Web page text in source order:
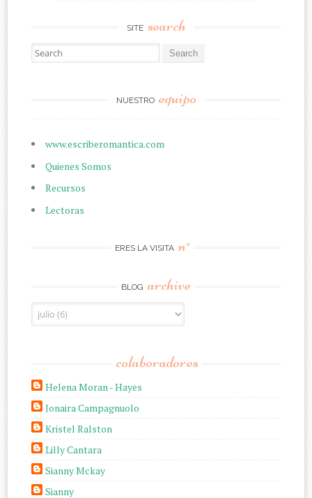
SITE search
Search for:
NUESTRO equipo
www.escriberomantica.com
Quienes Somos
Recursos
Lectoras
ERES LA VISITA n°
BLOG archive
colaboradores
Helena Moran - Hayes
Jonaira Campagnuolo
Kristel Ralston
Lilly Cantara
Sianny Mckay
Sianny